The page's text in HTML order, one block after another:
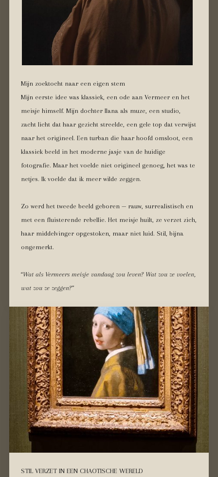
Mijn zoektocht naar een eigen stem
Mijn eerste idee was klassiek, een ode aan Vermeer en het
meisje himself. Mijn dochter Ilana als muze, een studio,
zacht licht dat haar gezicht streelde, een gele top dat verwijst
naar het origineel. Een turban die haar hoofd omsloot, een
klassiek beeld in het moderne jasje van de huidige
fotografie. Maar het voelde niet origineel genoeg, het was te
netjes. Ik voelde dat ik meer wilde zeggen.
Zo werd het tweede beeld geboren — rauw, surrealistisch en
met een fluisterende rebellie. Het meisje huilt, ze verzet zich,
haar middelvinger opgestoken, maar niet luid. Stil, bijna
ongemerkt.
“Wat als Vermeers meisje vandaag zou leven? Wat zou ze voelen,
wat zou ze zeggen?”
STIL VERZET IN EEN CHAOTISCHE WERELD